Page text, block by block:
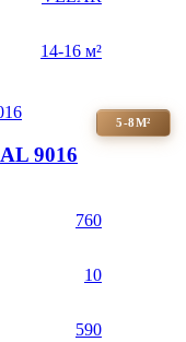
14-16 м²
5-8М²
9016
760
10
590